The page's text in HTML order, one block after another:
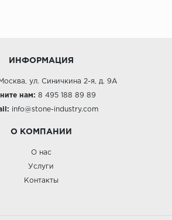
ИНФОРМАЦИЯ
Москва, ул. Синичкина 2-я, д. 9А
нам: 8 495 188 89 89
info@stone-industry.com
О КОМПАНИИ
О нас
Услуги
Контакты